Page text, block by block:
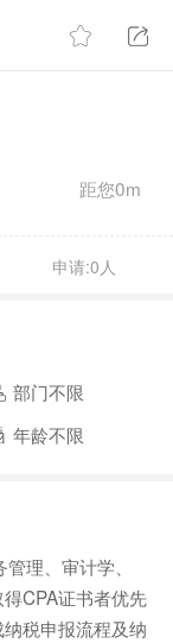
距您0m
申请:0人
部门不限
年龄不限
理、审计学、
CPA证书者优先
税申报流程及纳